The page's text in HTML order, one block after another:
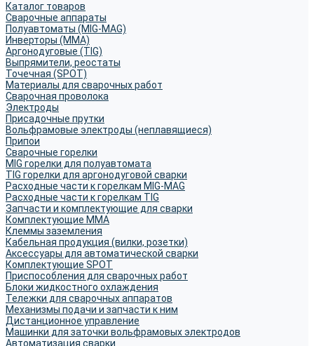
Каталог товаров
Сварочные аппараты
Полуавтоматы (MIG-MAG)
Инверторы (MMA)
Аргонодуговые (TIG)
Выпрямители, реостаты
Точечная (SPOT)
Материалы для сварочных работ
Сварочная проволока
Электроды
Присадочные прутки
Вольфрамовые электроды (неплавящиеся)
Припои
Сварочные горелки
MIG горелки для полуавтомата
TIG горелки для аргонодуговой сварки
Расходные части к горелкам MIG-MAG
Расходные части к горелкам TIG
Запчасти и комплектующие для сварки
Комплектующие ММА
Клеммы заземления
Кабельная продукция (вилки, розетки)
Аксессуары для автоматической сварки
Комплектующие SPOT
Приспособления для сварочных работ
Блоки жидкостного охлаждения
Тележки для сварочных аппаратов
Механизмы подачи и запчасти к ним
Дистанционное управление
Машинки для заточки вольфрамовых электродов
Автоматизация сварки